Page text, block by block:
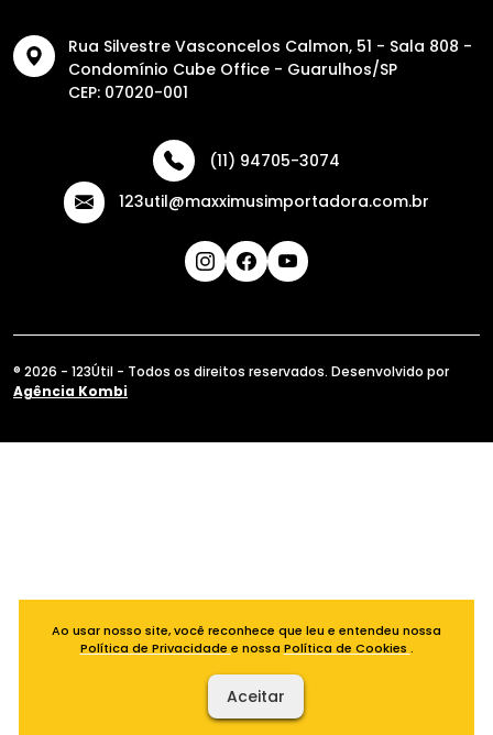
Rua Silvestre Vasconcelos Calmon, 51 - Sala 808 -
Condomínio Cube Office - Guarulhos/SP
CEP: 07020-001
(11) 94705-3074
123util@maxximusimportadora.com.br
® 2026 - 123Útil - Todos os direitos reservados. Desenvolvido por
Agência Kombi
Ao usar nosso site, você reconhece que leu e entendeu nossa
Política de Privacidade e nossa Política de Cookies .
Aceitar